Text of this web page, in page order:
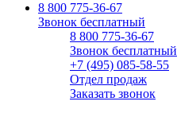
8 800 775-36-67
Звонок бесплатный
8 800 775-36-67
Звонок бесплатный
+7 (495) 085-58-55
Отдел продаж
Заказать звонок